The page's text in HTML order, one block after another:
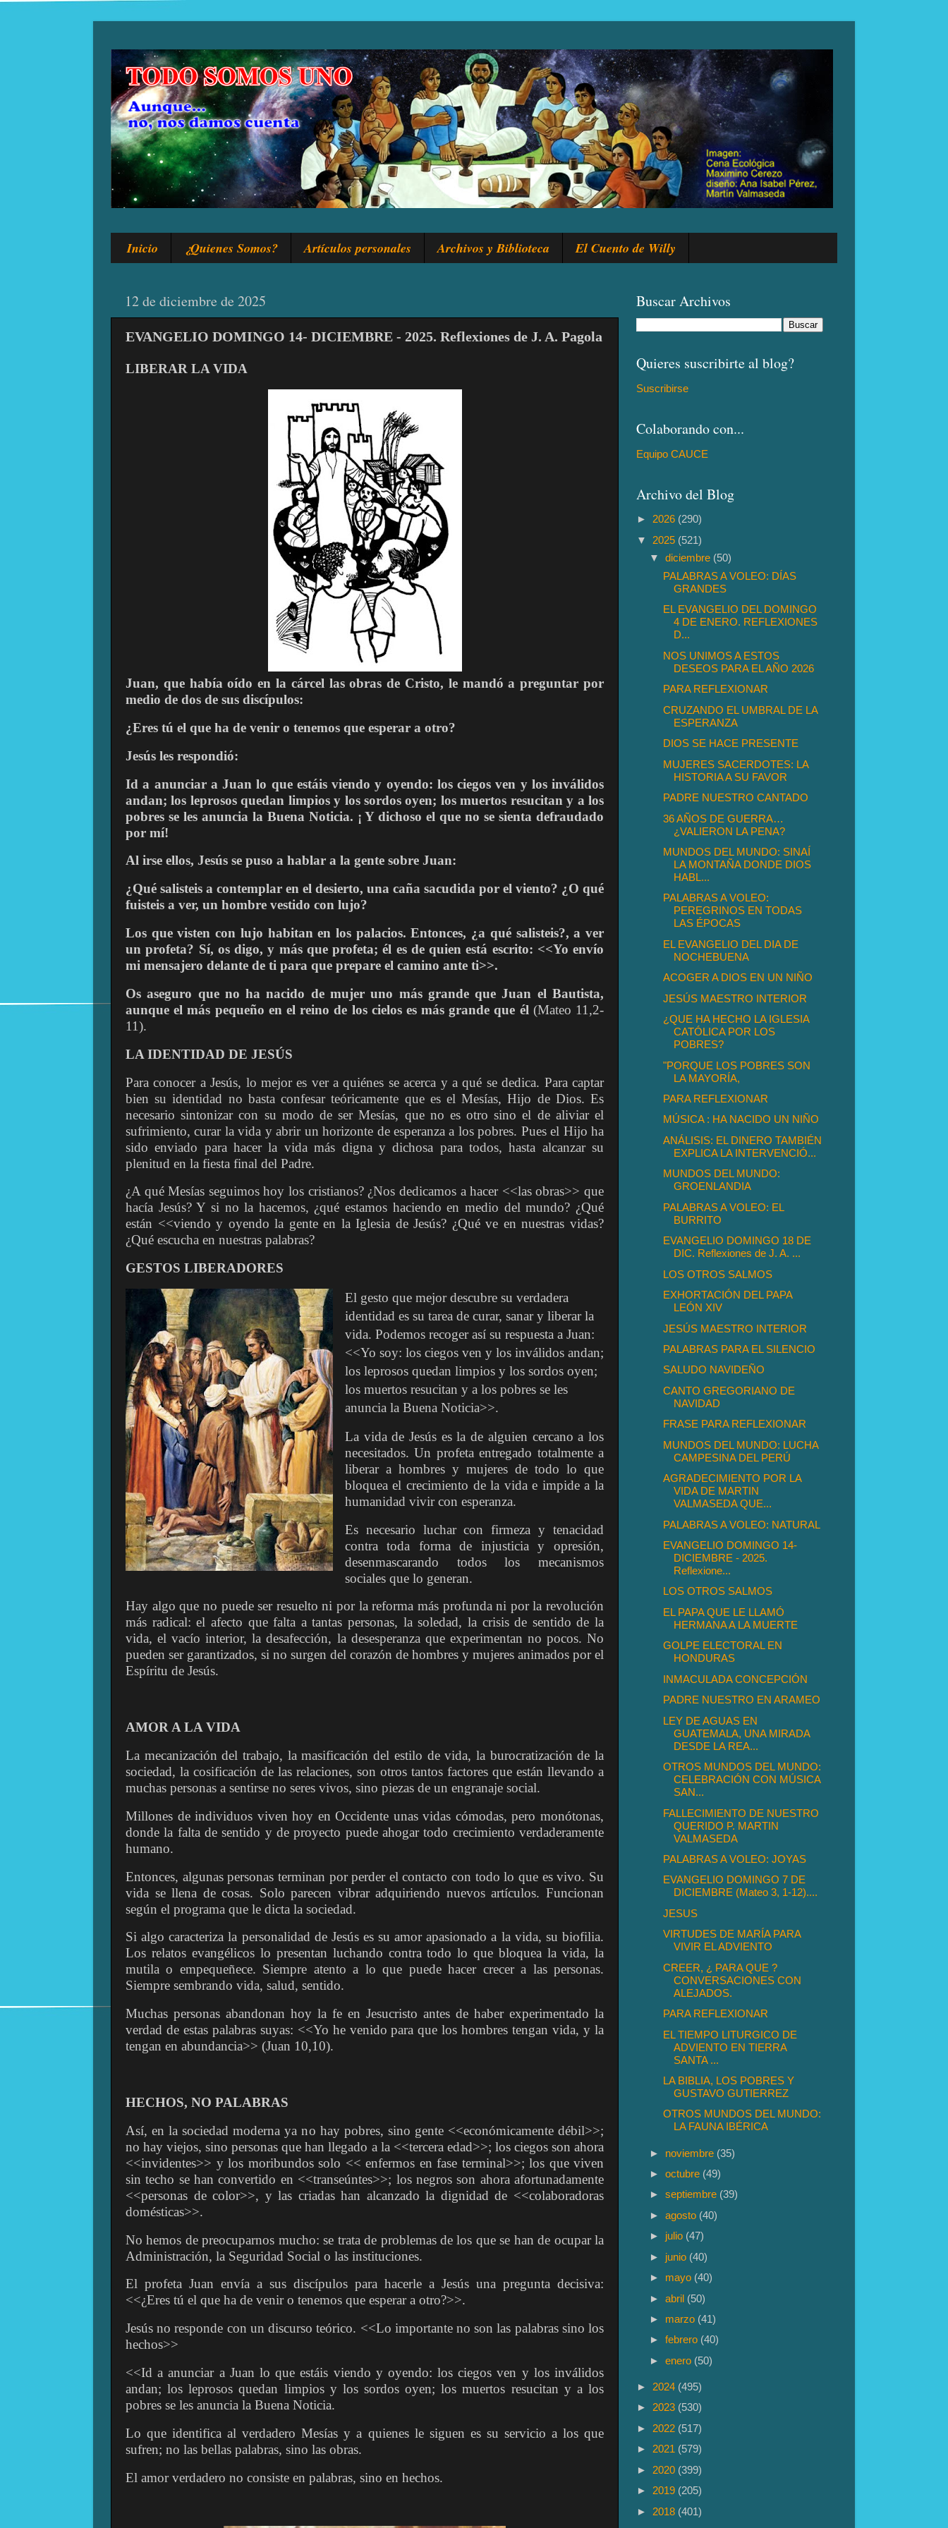
Inicio ¿Quienes Somos? Artículos personales Archivos y Biblioteca El Cuento de Willy
12 de diciembre de 2025
EVANGELIO DOMINGO 14- DICIEMBRE - 2025. Reflexiones de J. A. Pagola
LIBERAR LA VIDA
Juan, que había oído en la cárcel las obras de Cristo, le mandó a preguntar por
medio de dos de sus discípulos:
¿Eres tú el que ha de venir o tenemos que esperar a otro?
Jesús les respondió:
Id a anunciar a Juan lo que estáis viendo y oyendo: los ciegos ven y los inválidos
andan; los leprosos quedan limpios y los sordos oyen; los muertos resucitan y a los
pobres se les anuncia la Buena Noticia. ¡ Y dichoso el que no se sienta defraudado
por mí!
Al irse ellos, Jesús se puso a hablar a la gente sobre Juan:
¿Qué salisteis a contemplar en el desierto, una caña sacudida por el viento? ¿O qué
fuisteis a ver, un hombre vestido con lujo?
Los que visten con lujo habitan en los palacios. Entonces, ¿a qué salisteis?, a ver
un profeta? Sí, os digo, y más que profeta; él es de quien está escrito: <<Yo envío
mi mensajero delante de ti para que prepare el camino ante ti>>.
Os aseguro que no ha nacido de mujer uno más grande que Juan el Bautista,
aunque el más pequeño en el reino de los cielos es más grande que él (Mateo 11,2-
11).
LA IDENTIDAD DE JESÚS
Para conocer a Jesús, lo mejor es ver a quiénes se acerca y a qué se dedica. Para captar
bien su identidad no basta confesar teóricamente que es el Mesías, Hijo de Dios. Es
necesario sintonizar con su modo de ser Mesías, que no es otro sino el de aliviar el
sufrimiento, curar la vida y abrir un horizonte de esperanza a los pobres. Pues el Hijo ha
sido enviado para hacer la vida más digna y dichosa para todos, hasta alcanzar su
plenitud en la fiesta final del Padre.
¿A qué Mesías seguimos hoy los cristianos? ¿Nos dedicamos a hacer <<las obras>> que
hacía Jesús? Y si no la hacemos, ¿qué estamos haciendo en medio del mundo? ¿Qué
están <<viendo y oyendo la gente en la Iglesia de Jesús? ¿Qué ve en nuestras vidas?
¿Qué escucha en nuestras palabras?
GESTOS LIBERADORES
El gesto que mejor descubre su verdadera
identidad es su tarea de curar, sanar y liberar la
vida. Podemos recoger así su respuesta a Juan:
<<Yo soy: los ciegos ven y los inválidos andan;
los leprosos quedan limpios y los sordos oyen;
los muertos resucitan y a los pobres se les
anuncia la Buena Noticia>>.
La vida de Jesús es la de alguien cercano a los
necesitados. Un profeta entregado totalmente a
liberar a hombres y mujeres de todo lo que
bloquea el crecimiento de la vida e impide a la
humanidad vivir con esperanza.
Es necesario luchar con firmeza y tenacidad
contra toda forma de injusticia y opresión,
desenmascarando todos los mecanismos
sociales que lo generan.
Hay algo que no puede ser resuelto ni por la reforma más profunda ni por la revolución
más radical: el afecto que falta a tantas personas, la soledad, la crisis de sentido de la
vida, el vacío interior, la desafección, la desesperanza que experimentan no pocos. No
pueden ser garantizados, si no surgen del corazón de hombres y mujeres animados por el
Espíritu de Jesús.
AMOR A LA VIDA
La mecanización del trabajo, la masificación del estilo de vida, la burocratización de la
sociedad, la cosificación de las relaciones, son otros tantos factores que están llevando a
muchas personas a sentirse no seres vivos, sino piezas de un engranaje social.
Millones de individuos viven hoy en Occidente unas vidas cómodas, pero monótonas,
donde la falta de sentido y de proyecto puede ahogar todo crecimiento verdaderamente
humano.
Entonces, algunas personas terminan por perder el contacto con todo lo que es vivo. Su
vida se llena de cosas. Solo parecen vibrar adquiriendo nuevos artículos. Funcionan
según el programa que le dicta la sociedad.
Si algo caracteriza la personalidad de Jesús es su amor apasionado a la vida, su biofilia.
Los relatos evangélicos lo presentan luchando contra todo lo que bloquea la vida, la
mutila o empequeñece. Siempre atento a lo que puede hacer crecer a las personas.
Siempre sembrando vida, salud, sentido.
Muchas personas abandonan hoy la fe en Jesucristo antes de haber experimentado la
verdad de estas palabras suyas: <<Yo he venido para que los hombres tengan vida, y la
tengan en abundancia>> (Juan 10,10).
HECHOS, NO PALABRAS
Así, en la sociedad moderna ya no hay pobres, sino gente <<económicamente débil>>;
no hay viejos, sino personas que han llegado a la <<tercera edad>>; los ciegos son ahora
<<invidentes>> y los moribundos solo << enfermos en fase terminal>>; los que viven
sin techo se han convertido en <<transeúntes>>; los negros son ahora afortunadamente
<<personas de color>>, y las criadas han alcanzado la dignidad de <<colaboradoras
domésticas>>.
No hemos de preocuparnos mucho: se trata de problemas de los que se han de ocupar la
Administración, la Seguridad Social o las instituciones.
El profeta Juan envía a sus discípulos para hacerle a Jesús una pregunta decisiva:
<<¿Eres tú el que ha de venir o tenemos que esperar a otro?>>.
Jesús no responde con un discurso teórico. <<Lo importante no son las palabras sino los
hechos>>
<<Id a anunciar a Juan lo que estáis viendo y oyendo: los ciegos ven y los inválidos
andan; los leprosos quedan limpios y los sordos oyen; los muertos resucitan y a los
pobres se les anuncia la Buena Noticia.
Lo que identifica al verdadero Mesías y a quienes le siguen es su servicio a los que
sufren; no las bellas palabras, sino las obras.
El amor verdadero no consiste en palabras, sino en hechos.
Buscar Archivos
Quieres suscribirte al blog?
Suscribirse
Colaborando con...
Equipo CAUCE
Archivo del Blog
► 2026 (290)
▼ 2025 (521)
▼diciembre (50)
PALABRAS A VOLEO: DÍAS
GRANDES
EL EVANGELIO DEL DOMINGO
4 DE ENERO. REFLEXIONES
D...
NOS UNIMOS A ESTOS
DESEOS PARA EL AÑO 2026
PARA REFLEXIONAR
CRUZANDO EL UMBRAL DE LA
ESPERANZA
DIOS SE HACE PRESENTE
MUJERES SACERDOTES: LA
HISTORIA A SU FAVOR
PADRE NUESTRO CANTADO
36 AÑOS DE GUERRA…
¿VALIERON LA PENA?
MUNDOS DEL MUNDO: SINAÍ
LA MONTAÑA DONDE DIOS
HABL...
PALABRAS A VOLEO:
PEREGRINOS EN TODAS
LAS ÉPOCAS
EL EVANGELIO DEL DIA DE
NOCHEBUENA
ACOGER A DIOS EN UN NIÑO
JESÚS MAESTRO INTERIOR
¿QUE HA HECHO LA IGLESIA
CATÓLICA POR LOS
POBRES?
"PORQUE LOS POBRES SON
LA MAYORÍA,
PARA REFLEXIONAR
MÚSICA : HA NACIDO UN NIÑO
ANÁLISIS: EL DINERO TAMBIÉN
EXPLICA LA INTERVENCIÓ...
MUNDOS DEL MUNDO:
GROENLANDIA
PALABRAS A VOLEO: EL
BURRITO
EVANGELIO DOMINGO 18 DE
DIC. Reflexiones de J. A. ...
LOS OTROS SALMOS
EXHORTACIÓN DEL PAPA
LEÓN XIV
JESÚS MAESTRO INTERIOR
PALABRAS PARA EL SILENCIO
SALUDO NAVIDEÑO
CANTO GREGORIANO DE
NAVIDAD
FRASE PARA REFLEXIONAR
MUNDOS DEL MUNDO: LUCHA
CAMPESINA DEL PERÚ
AGRADECIMIENTO POR LA
VIDA DE MARTIN
VALMASEDA QUE...
PALABRAS A VOLEO: NATURAL
EVANGELIO DOMINGO 14-
DICIEMBRE - 2025.
Reflexione...
LOS OTROS SALMOS
EL PAPA QUE LE LLAMÓ
HERMANA A LA MUERTE
GOLPE ELECTORAL EN
HONDURAS
INMACULADA CONCEPCIÓN
PADRE NUESTRO EN ARAMEO
LEY DE AGUAS EN
GUATEMALA, UNA MIRADA
DESDE LA REA...
OTROS MUNDOS DEL MUNDO:
CELEBRACIÓN CON MÚSICA
SAN...
FALLECIMIENTO DE NUESTRO
QUERIDO P. MARTIN
VALMASEDA
PALABRAS A VOLEO: JOYAS
EVANGELIO DOMINGO 7 DE
DICIEMBRE (Mateo 3, 1-12)....
JESUS
VIRTUDES DE MARÍA PARA
VIVIR EL ADVIENTO
CREER, ¿ PARA QUE ?
CONVERSACIONES CON
ALEJADOS.
PARA REFLEXIONAR
EL TIEMPO LITURGICO DE
ADVIENTO EN TIERRA
SANTA ...
LA BIBLIA, LOS POBRES Y
GUSTAVO GUTIERREZ
OTROS MUNDOS DEL MUNDO:
LA FAUNA IBÉRICA
► noviembre (35)
►octubre (49)
►septiembre (39)
►agosto (40)
► julio (47)
► junio (40)
► mayo (40)
►abril (50)
► marzo (41)
►febrero (40)
►enero (50)
► 2024 (495)
► 2023 (530)
► 2022 (517)
► 2021 (579)
► 2020 (399)
► 2019 (205)
► 2018 (401)